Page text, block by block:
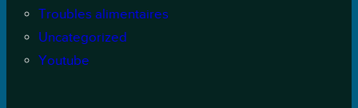
Troubles alimentaires
Uncategorized
Youtube